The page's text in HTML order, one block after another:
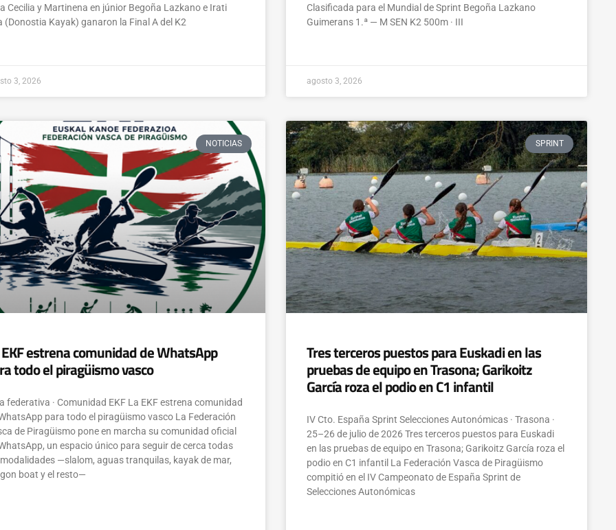
Cecilia y Martinena en júnior Begoña Lazkano e Irati
(Donostia Kayak) ganaron la Final A del K2
3, 2026
Clasificada para el Mundial de Sprint Begoña Lazkano
Guimerans 1.ª — M SEN K2 500m · III
agosto 3, 2026
NOTICIAS
estrena comunidad de WhatsApp
todo el piragüismo vasco
federativa · Comunidad EKF La EKF estrena comunidad
para todo el piragüismo vasco La Federación
de Piragüismo pone en marcha su comunidad oficial
un espacio único para seguir de cerca todas
modalidades —slalom, aguas tranquilas, kayak de mar,
boat y el resto—
SPRINT
Tres terceros puestos para Euskadi en las
pruebas de equipo en Trasona; Garikoitz
García roza el podio en C1 infantil
IV Cto. España Sprint Selecciones Autonómicas · Trasona ·
25–26 de julio de 2026 Tres terceros puestos para Euskadi
en las pruebas de equipo en Trasona; Garikoitz García roza el
podio en C1 infantil La Federación Vasca de Piragüismo
compitió en el IV Campeonato de España Sprint de
Selecciones Autonómicas